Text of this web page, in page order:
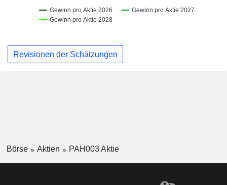
Revisionen der Schätzungen
Börse Aktien PAH003 Aktie